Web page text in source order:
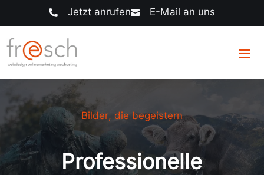
 Jetzt anrufen E-Mail an uns
Bilder, die begeistern
Professionelle